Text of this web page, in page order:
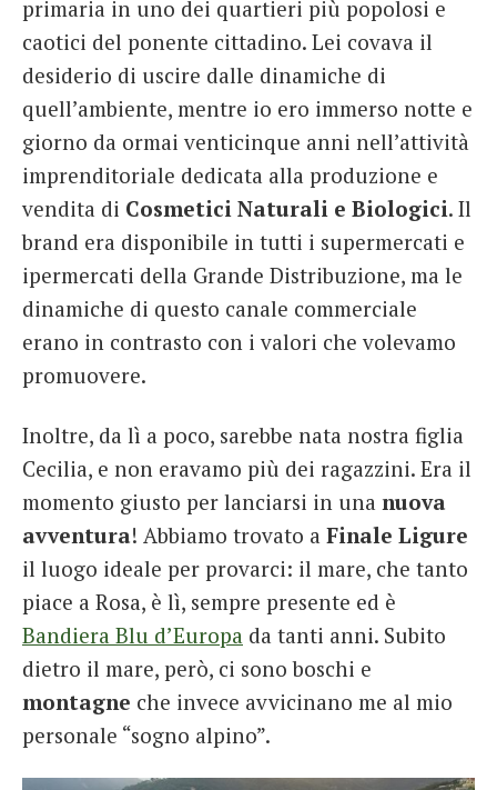
primaria in uno dei quartieri più popolosi e
caotici del ponente cittadino. Lei covava il
desiderio di uscire dalle dinamiche di
quell’ambiente, mentre io ero immerso notte e
giorno da ormai venticinque anni nell’attività
imprenditoriale dedicata alla produzione e
vendita di Cosmetici Naturali e Biologici. Il
brand era disponibile in tutti i supermercati e
ipermercati della Grande Distribuzione, ma le
dinamiche di questo canale commerciale
erano in contrasto con i valori che volevamo
promuovere.
Inoltre, da lì a poco, sarebbe nata nostra figlia
Cecilia, e non eravamo più dei ragazzini. Era il
momento giusto per lanciarsi in una nuova
avventura! Abbiamo trovato a Finale Ligure
il luogo ideale per provarci: il mare, che tanto
piace a Rosa, è lì, sempre presente ed è
Bandiera Blu d’Europa da tanti anni. Subito
dietro il mare, però, ci sono boschi e
montagne che invece avvicinano me al mio
personale “sogno alpino”.